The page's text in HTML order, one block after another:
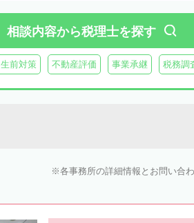
相談内容から税理士を探す
生前対策 不動産評価 事業承継 税務調
各事務所の詳細情報とお問い合